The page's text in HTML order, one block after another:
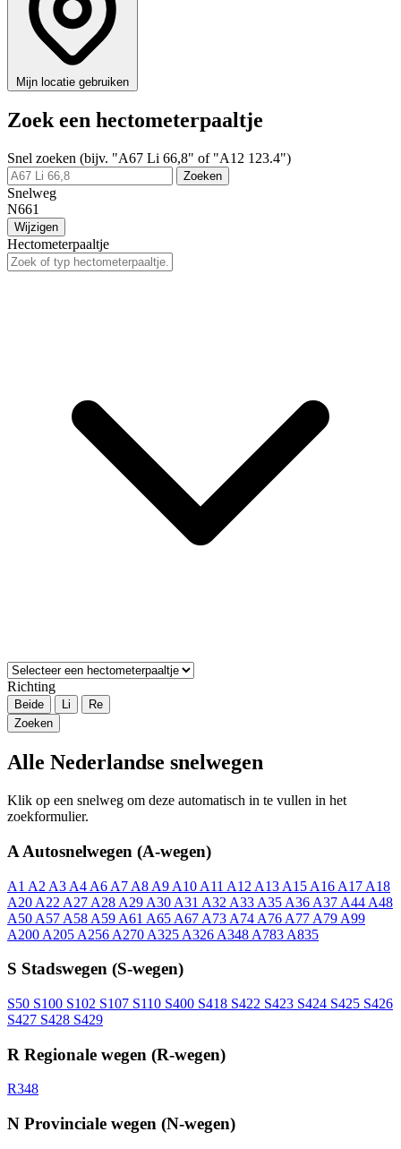
Mijn locatie gebruiken
Zoek een hectometerpaaltje
Snel zoeken (bijv. "A67 Li 66,8" of "A12 123.4")
Zoeken
Snelweg
N661
Wijzigen
Hectometerpaaltje
Richting
Beide Li
Re
Zoeken
Alle Nederlandse snelwegen
Klik op een snelweg om deze automatisch in te vullen in het
zoekformulier.
A Autosnelwegen (A-wegen)
A1 A2 A3 A4 A6 A7 A8 A9 A10 A11 A12 A13 A15 A16 A17 A18
A20 A22 A27 A28 A29 A30 A31 A32 A33 A35 A36 A37 A44 A48
A50 A57 A58 A59 A61 A65 A67 A73 A74 A76 A77 A79 A99
A200 A205 A256 A270 A325 A326 A348 A783 A835
S Stadswegen (S-wegen)
S50 S100 S102 S107 S110 S400 S418 S422 S423 S424 S425 S426
S427 S428 S429
R Regionale wegen (R-wegen)
R348
N Provinciale wegen (N-wegen)